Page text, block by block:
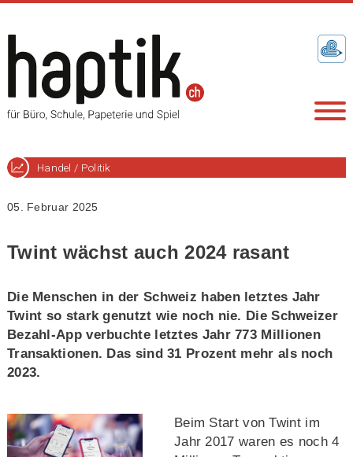
Handel / Politik
05. Februar 2025
Twint wächst auch 2024 rasant
Die Menschen in der Schweiz haben letztes Jahr
Twint so stark genutzt wie noch nie. Die Schweizer
Bezahl-App verbuchte letztes Jahr 773 Millionen
Transaktionen. Das sind 31 Prozent mehr als noch
2023.
Beim Start von Twint im
Jahr 2017 waren es noch 4